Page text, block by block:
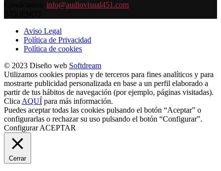
info@audiovisual451.com
Aviso Legal
Política de Privacidad
Política de cookies
© 2023 Diseño web Softdream
Utilizamos cookies propias y de terceros para fines analíticos y para
mostrarte publicidad personalizada en base a un perfil elaborado a
partir de tus hábitos de navegación (por ejemplo, páginas visitadas).
Clica AQUÍ para más información.
Puedes aceptar todas las cookies pulsando el botón “Aceptar” o
configurarlas o rechazar su uso pulsando el botón “Configurar”.
Configurar ACEPTAR
Cerrar